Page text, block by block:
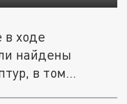
в ходе
найдены
в том